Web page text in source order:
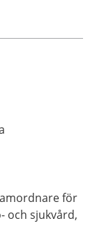
för
och sjukvård,